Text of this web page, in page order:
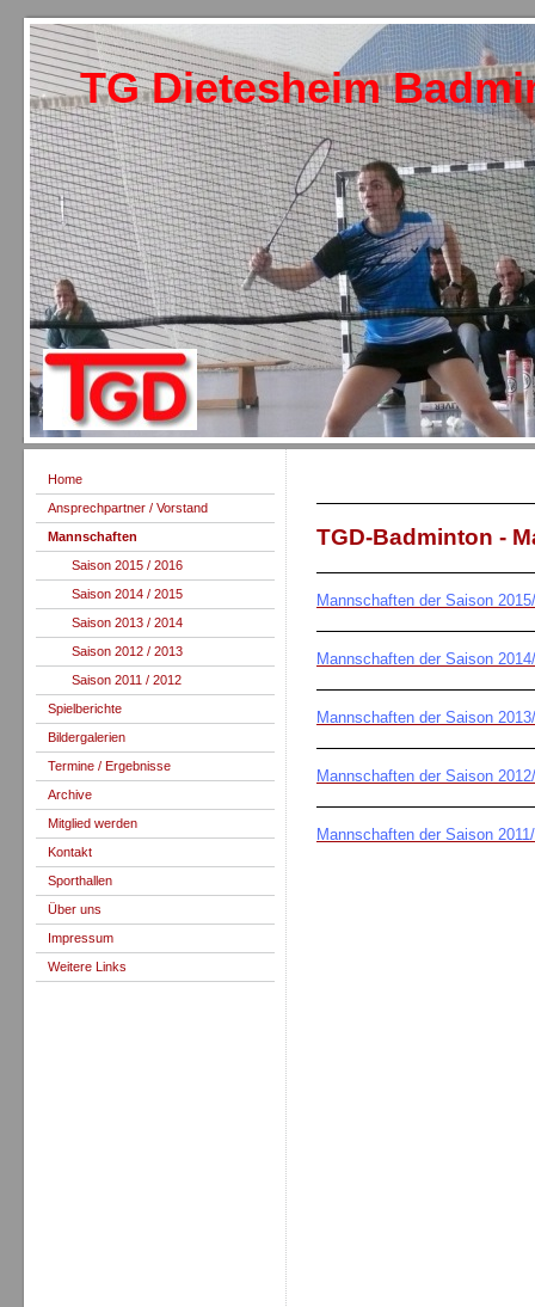
TG Dietesheim
Home
Ansprechpartner / Vorstand
Mannschaften
Saison 2015 / 2016
Saison 2014 / 2015
Saison 2013 / 2014
Saison 2012 / 2013
Saison 2011 / 2012
Spielberichte
Bildergalerien
Termine / Ergebnisse
Archive
Mitglied werden
Kontakt
Sporthallen
Über uns
Impressum
Weitere Links
TGD-Badminton -
Mannschaften der Saison
Mannschaften der Saison
Mannschaften der Saison
Mannschaften der Saison
Mannschaften der Saison